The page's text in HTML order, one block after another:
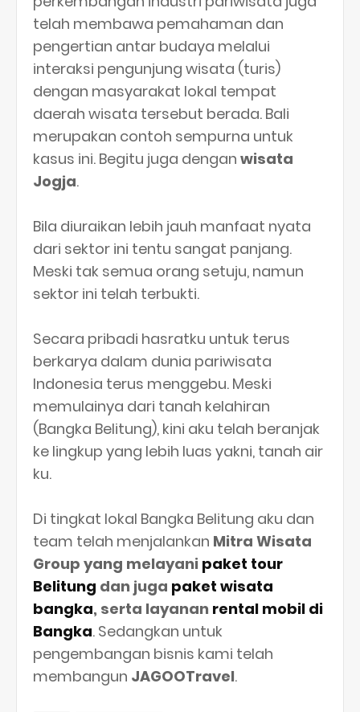
telah membawa pemahaman dan
pengertian antar budaya melalui
interaksi pengunjung wisata (turis)
dengan masyarakat lokal tempat
daerah wisata tersebut berada. Bali
merupakan contoh sempurna untuk
kasus ini. Begitu juga dengan wisata
Jogja.
Bila diuraikan lebih jauh manfaat nyata
dari sektor ini tentu sangat panjang.
Meski tak semua orang setuju, namun
sektor ini telah terbukti.
Secara pribadi hasratku untuk terus
berkarya dalam dunia pariwisata
Indonesia terus menggebu. Meski
memulainya dari tanah kelahiran
(Bangka Belitung), kini aku telah beranjak
ke lingkup yang lebih luas yakni, tanah air
ku.
Di tingkat lokal Bangka Belitung aku dan
team telah menjalankan Mitra Wisata
Group yang melayani paket tour
Belitung dan juga paket wisata
bangka, serta layanan rental mobil di
Bangka. Sedangkan untuk
pengembangan bisnis kami telah
membangun JAGOOTravel.